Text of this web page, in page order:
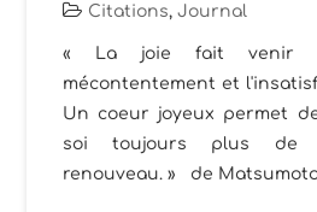
Citations,Journal
« La joie fait venir
mécontentement et
Un coeur joyeux permet
soi toujours plus de
renouveau. » de